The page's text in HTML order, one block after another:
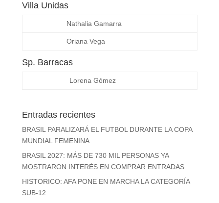
Villa Unidas
Nathalia Gamarra
Oriana Vega
Sp. Barracas
Lorena Gómez
Entradas recientes
BRASIL PARALIZARÁ EL FUTBOL DURANTE LA COPA
MUNDIAL FEMENINA
BRASIL 2027: MÁS DE 730 MIL PERSONAS YA
MOSTRARON INTERÉS EN COMPRAR ENTRADAS
HISTORICO: AFA PONE EN MARCHA LA CATEGORÍA
SUB-12